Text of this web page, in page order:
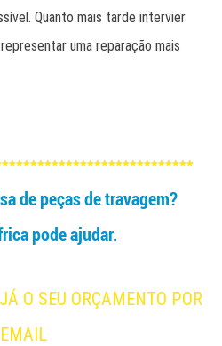
Quanto mais tarde intervier
uma reparação mais
de peças de travagem?
pode ajudar.
O SEU ORÇAMENTO POR
EMAIL